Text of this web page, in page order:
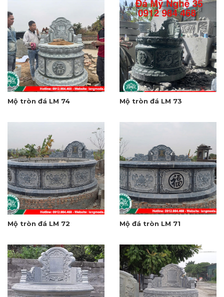
Mộ tròn đá LM 74 Mộ tròn đá LM 73
Mộ tròn đá LM 72 Mộ đá tròn LM 71